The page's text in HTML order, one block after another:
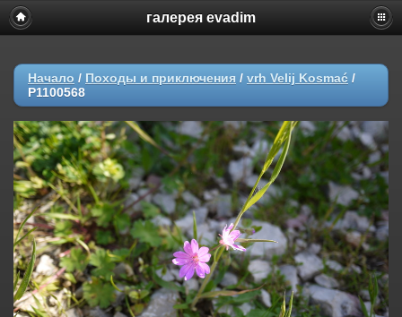
галерея evadim
Начало / Походы и приключения / vrh Velij Kosmać /
P1100568